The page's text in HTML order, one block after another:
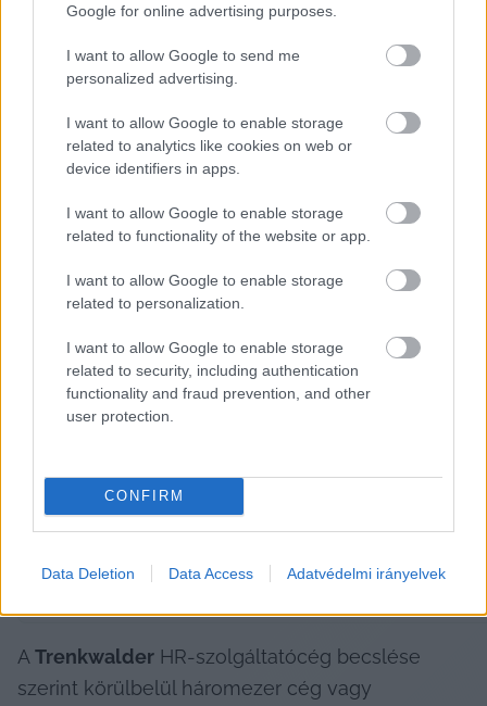
Google for online advertising purposes.
I want to allow Google to send me
personalized advertising.
I want to allow Google to enable storage
related to analytics like cookies on web or
device identifiers in apps.
I want to allow Google to enable storage
related to functionality of the website or app.
I want to allow Google to enable storage
related to personalization.
I want to allow Google to enable storage
related to security, including authentication
functionality and fraud prevention, and other
user protection.
CONFIRM
Data Deletion Data Access Adatvédelmi irányelvek
kkv-k hogyan jutnak majd bevételükhöz, az
optimális az lenne, ha az alvállalkozói lánc tagjai
nem várnának sokat arra a pénzre, ami a már
teljesített, vagy szerződés alapján teljesítendő
munkák ellenértéke - írja a 24.hu.
beruházások biztosan befejeződnek,
okozza, hogy mindezt ki fizeti majd meg, s
projektekben.
A Trenkwalder HR-szolgáltatócég becslése
szerint körülbelül háromezer cég vagy